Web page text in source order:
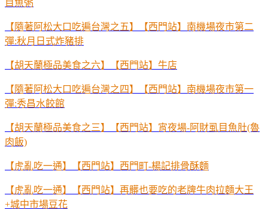
目魚粥
【隨著阿松大口吃遍台灣之五】【西門站】南機場夜市第二
彈:秋月日式炸豬排
【胡天蘭極品美食之六】【西門站】牛店
【隨著阿松大口吃遍台灣之四】【西門站】南機場夜市第一
彈:秀昌水餃館
【胡天蘭極品美食之三】【西門站】宵夜場-阿財虱目魚肚(魯
肉飯)
【虎亂吃一通】【西門站】西門町-楊記排骨酥麵
【虎亂吃一通】【西門站】再髒也要吃的老牌牛肉拉麵大王
+城中市場豆花